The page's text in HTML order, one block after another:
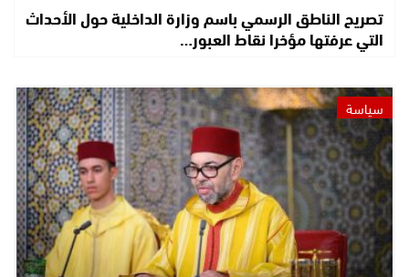
تصريح الناطق الرسمي باسم وزارة الداخلية حول الأحداث
التي عرفتها مؤخرا نقاط العبور…
سياسة